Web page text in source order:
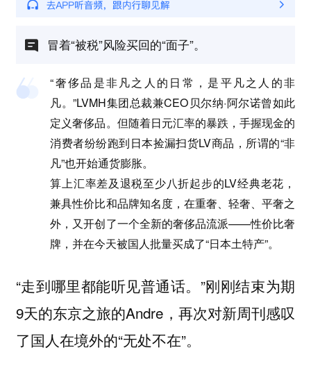
冒着“被税”风险买回的“面子”。
“奢侈品是非凡之人的日常，是平凡之人的非
凡。”LVMH集团总裁兼CEO贝尔纳·阿尔诺曾如此
定义奢侈品。但随着日元汇率的暴跌，手握现金的
消费者纷纷跑到日本捡漏扫货LV商品，所谓的“非
凡”也开始通货膨胀。
算上汇率差及退税至少八折起步的LV经典老花，
兼具性价比和品牌知名度，在重奢、轻奢、平奢之
外，又开创了一个全新的奢侈品流派——性价比奢
牌，并在今天被国人批量买成了“日本土特产”。
“走到哪里都能听见普通话。”刚刚结束为期
9天的东京之旅的Andre，再次对新周刊感叹
了国人在境外的“无处不在”。